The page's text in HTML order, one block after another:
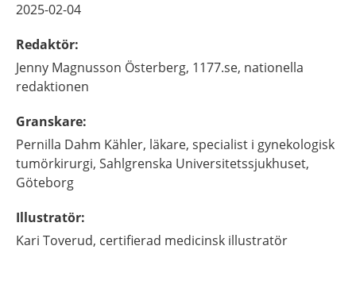
2025-02-04
Redaktör:
Jenny Magnusson Österberg, 1177.se, nationella
redaktionen
Granskare:
Pernilla Dahm Kähler, läkare, specialist i gynekologisk
tumörkirurgi, Sahlgrenska Universitetssjukhuset,
Göteborg
Illustratör:
Kari Toverud, certifierad medicinsk illustratör